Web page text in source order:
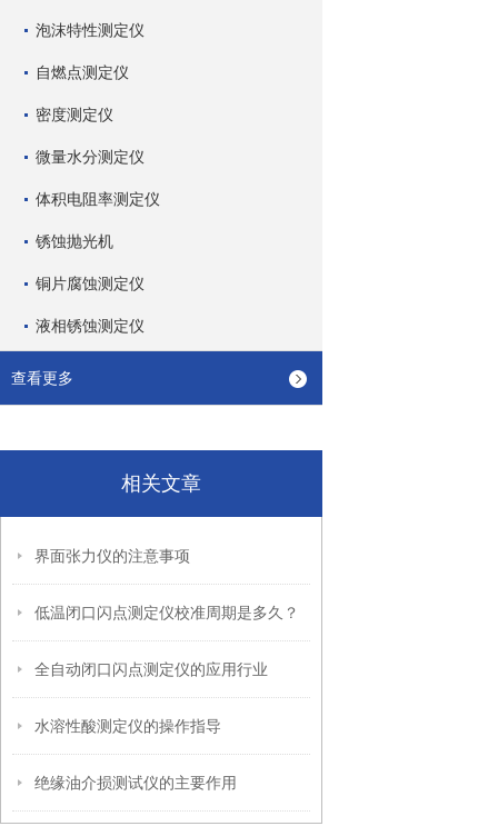
泡沫特性测定仪
自燃点测定仪
密度测定仪
微量水分测定仪
体积电阻率测定仪
锈蚀抛光机
铜片腐蚀测定仪
液相锈蚀测定仪
查看更多
相关文章
界面张力仪的注意事项
低温闭口闪点测定仪校准周期是多久？
全自动闭口闪点测定仪的应用行业
水溶性酸测定仪的操作指导
绝缘油介损测试仪的主要作用